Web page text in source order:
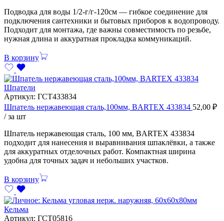
Подводка для воды 1/2-г/г-120см — гибкое соединение для
подключения сантехники и бытовых приборов к водопроводу.
Подходит для монтажа, где важны совместимость по резьбе,
нужная длина и аккуратная прокладка коммуникаций.
В корзину
Шпатели
Артикул: ГСТ433834
Шпатель нержавеющая сталь,100мм, BARTEX 433834 52,00 ₽
/ за шт
Шпатель нержавеющая сталь, 100 мм, BARTEX 433834
подходит для нанесения и выравнивания шпаклёвки, а также
для аккуратных отделочных работ. Компактная ширина
удобна для точных задач и небольших участков.
В корзину
Кельма
Артикул: ГСТ05816